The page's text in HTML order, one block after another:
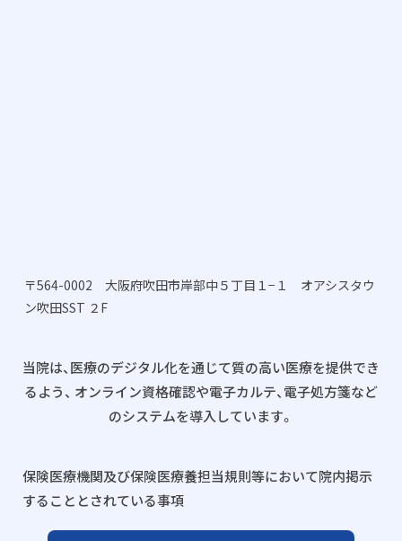
〒564-0002 大阪府吹田市岸部中５丁目１−１ オアシスタウ
ン吹田SST ２F
当院は、医療のデジタル化を通じて質の高い医療を提供でき
るよう、 オンライン資格確認や電子カルテ、電子処方箋など
のシステムを導入しています。
保険医療機関及び保険医療養担当規則等において院内掲示
することとされている事項